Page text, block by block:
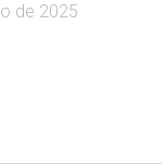
de 2025